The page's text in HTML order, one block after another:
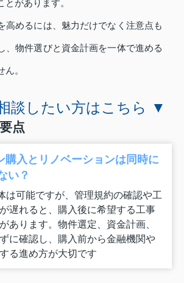
があります。
高めるには、魅力だけでなく注意点も
、物件選びと資金計画を一体で進める
。
談したい方はこちら ▼
点
購入とリノベーションは同時に
い？
は可能ですが、管理規約の確認や工
遅れると、購入後に希望する工事
あります。物件選定、資金計画、
に確認し、購入前から金融機関や
る進め方が大切です